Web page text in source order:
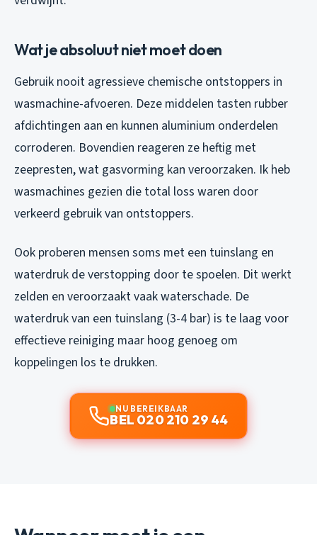
Wat je absoluut niet moet doen
Gebruik nooit agressieve chemische ontstoppers in
wasmachine-afvoeren. Deze middelen tasten rubber
afdichtingen aan en kunnen aluminium onderdelen
corroderen. Bovendien reageren ze heftig met
zeepresten, wat gasvorming kan veroorzaken. Ik heb
wasmachines gezien die total loss waren door
verkeerd gebruik van ontstoppers.
Ook proberen mensen soms met een tuinslang en
waterdruk de verstopping door te spoelen. Dit werkt
zelden en veroorzaakt vaak waterschade. De
waterdruk van een tuinslang (3-4 bar) is te laag voor
effectieve reiniging maar hoog genoeg om
koppelingen los te drukken.
NU BEREIKBAAR
BEL 020 210 29 44